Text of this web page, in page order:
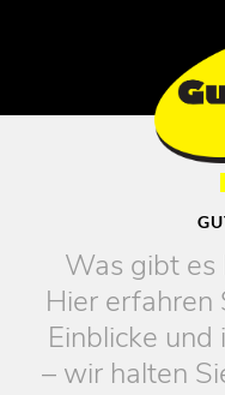
Was gibt es
Hier erfahren
Einblicke
– wir halten